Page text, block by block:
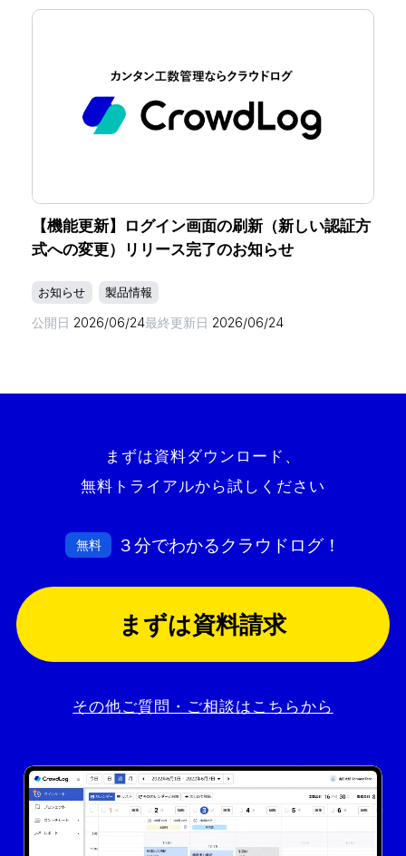
【機能更新】ログイン画面の刷新（新しい認証方
式への変更）リリース完了のお知らせ
お知らせ 製品情報
公開日 2026/06/24最終更新日 2026/06/24
まずは資料ダウンロード、
無料トライアルから試しください
無料 ３分でわかるクラウドログ！
まずは資料請求
その他ご質問・ご相談はこちらから